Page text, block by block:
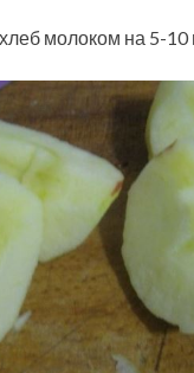
молоком на 5-